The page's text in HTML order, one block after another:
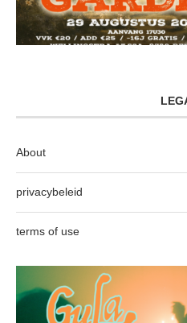
About
privacybeleid
terms of use